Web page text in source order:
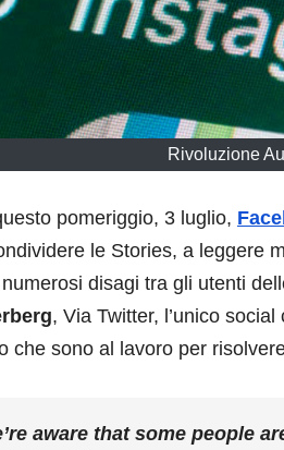
Rivoluzione
pomeriggio, 3 luglio,
le Stories, a leggere
disagi tra gli utenti
, Via Twitter, l’unico
che sono al lavoro per
aware that some people